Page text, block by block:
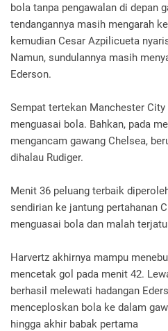
bola tanpa pengawalan di depan
tendangannya masih mengarah
kemudian Cesar Azpilicueta
Namun, sundulannya masih
Ederson.
Sempat tertekan Manchester
menguasai bola. Bahkan, pada
mengancam gawang Chelsea,
dihalau Rudiger.
Menit 36 peluang terbaik
sendirian ke jantung pertahanan
menguasai bola dan malah
Harvertz akhirnya mampu
mencetak gol pada menit 42.
berhasil melewati hadangan
menceploskan bola ke dalam
hingga akhir babak pertama